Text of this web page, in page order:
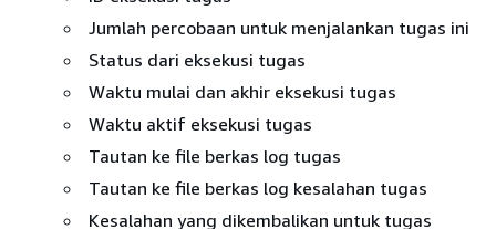
Jumlah percobaan untuk menjalankan tugas ini
Status dari eksekusi tugas
Waktu mulai dan akhir eksekusi tugas
Waktu aktif eksekusi tugas
Tautan ke file berkas log tugas
Tautan ke file berkas log kesalahan tugas
Kesalahan yang dikembalikan untuk tugas